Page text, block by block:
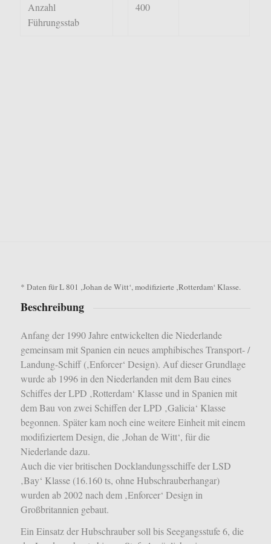
Anzahl
Führungsstab
400
* Daten für L 801 ‚Johan de Witt‘, modifizierte ‚Rotterdam‘ Klasse.
Beschreibung
Anfang der 1990 Jahre entwickelten die Niederlande
gemeinsam mit Spanien ein neues amphibisches Transport- /
Landung-Schiff (‚Enforcer‘ Design). Auf dieserGrundlage
wurde ab 1996 in den Niederlanden mit dem Bau eines
Schiffes der LPD ‚Rotterdam‘ Klasse und in Spanien mit
dem Bau von zwei Schiffen der LPD ‚Galicia‘ Klasse
begonnen. Später kam noch eine weitere Einheit mit einem
modifiziertem Design, die ‚Johan de Witt‘, für die
Niederlande dazu.
Auch die vier britischen Docklandungsschiffe der LSD
‚Bay‘ Klasse (16.160 ts, ohne Hubschrauberhangar)
wurden ab 2002 nach dem ‚Enforcer‘ Design in
Großbritannien gebaut.
Ein Einsatz der Hubschrauber soll bis Seegangsstufe 6, die